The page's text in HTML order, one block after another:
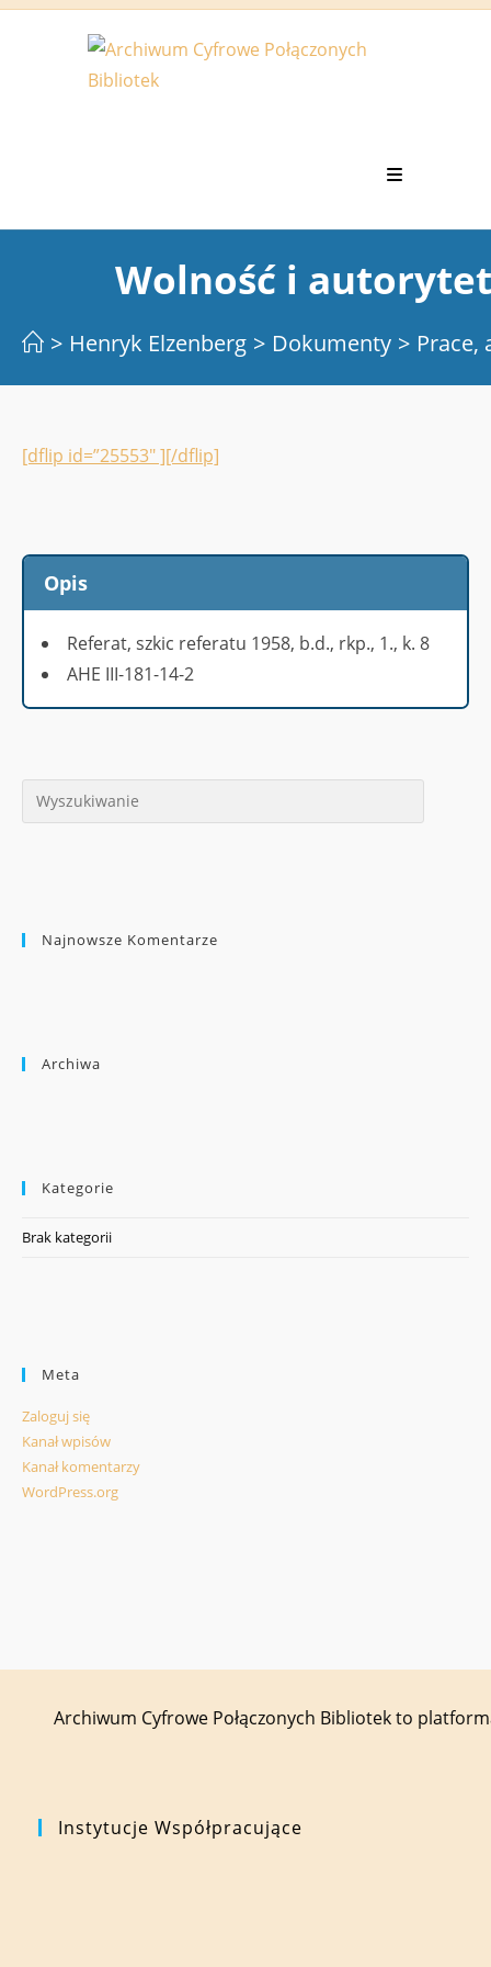
Koniec
Wolność i
> Henryk Elzenberg > Dokumenty > Prace,
[dflip id=”25553″ ][/dflip]
Opis
Referat, szkic referatu 1958, b.d., rkp., 1., k. 8
AHE III-181-14-2
Najnowsze Komentarze
Archiwa
Kategorie
Brak kategorii
Meta
Zaloguj się
Kanał wpisów
Kanał komentarzy
WordPress.org
Archiwum Cyfrowe Połączonych Bibliotek to
Instytucje Współpracujące